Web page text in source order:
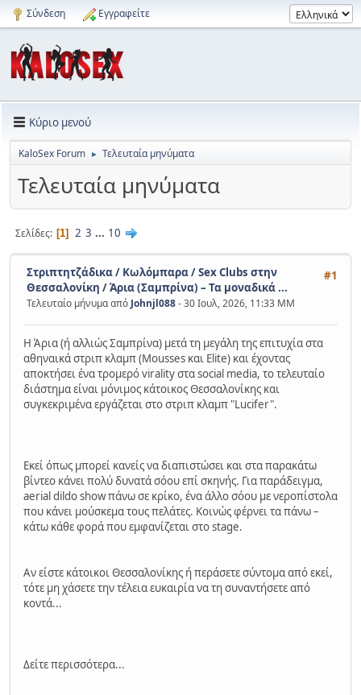
Σύνδεση Εγγραφείτε
Κύριο μενού
KaloSex Forum ► Τελευταία μηνύματα
Τελευταία μηνύματα
Σελίδες 1 2 3 ... 10
#1
Στριπτητζάδικα / Κωλόμπαρα / Sex Clubs στην
Θεσσαλονίκη /Άρια (Σαμπρίνα) – Τα μοναδικά ...
Τελευταίο μήνυμα από Johnjl088- 30 Ιουλ, 2026, 11:33 ΜΜ
Η Άρια (ή αλλιώς Σαμπρίνα) μετά τη μεγάλη της επιτυχία στα
αθηναικά στριπ κλαμπ (Mousses και Elite) και έχοντας
αποκτήσει ένα τρομερό virality στα social media, το τελευταίο
διάστημα είναι μόνιμος κάτοικος Θεσσαλονίκης και
συγκεκριμένα εργάζεται στο στριπ κλαμπ "Lucifer".
Εκεί όπως μπορεί κανείς να διαπιστώσει και στα παρακάτω
βίντεο κάνει πολύ δυνατά σόου επί σκηνής. Για παράδειγμα,
aerial dildo show πάνω σε κρίκο, ένα άλλο σόου με νεροπίστολα
που κάνει μούσκεμα τους πελάτες. Κοινώς φέρνει τα πάνω –
κάτω κάθε φορά που εμφανίζεται στο stage.
Αν είστε κάτοικοι Θεσσαλονίκης ή περάσετε σύντομα από εκεί,
τότε μη χάσετε την τέλεια ευκαιρία να τη συναντήσετε από
κοντά...
Δείτε περισσότερα...